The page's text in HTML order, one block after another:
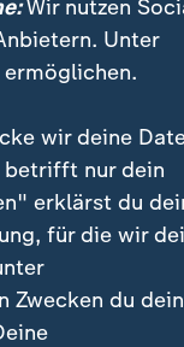
das
der Kontakt mit
grundsätzlich
Zu ihrem
der
Wir nutzen
Unter
ermöglichen.
wir deine
betrifft nur dein
erklärst du
für die wir
Zwecken du